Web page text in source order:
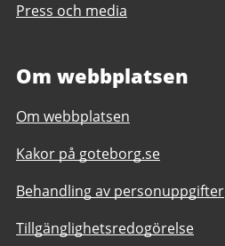
Press och media
Om webbplatsen
Om webbplatsen
Kakor på goteborg.se
Behandling av personuppgifter
Tillgänglighetsredogörelse